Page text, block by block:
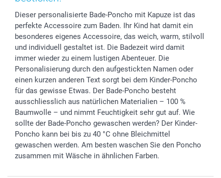
Investor Relations
B2B smartbusiness
Widerrufsrecht
Geburtstag
Geburt
Zu allen Anlässen
Anmelden /Registrieren
Sitemap
Status der Bestellung
smartfriends
smartgarantie
smartbonus
Dieser personalisierte Bade-Poncho mit Kapuze ist das
perfekte Accessoire zum Baden. Ihr Kind hat damit ein
besonderes eigenes Accessoire, das weich, warm, stilvoll
und individuell gestaltet ist. Die Badezeit wird damit
immer wieder zu einem lustigen Abenteuer. Die
Personalisierung durch den aufgestickten Namen oder
einen kurzen anderen Text sorgt bei dem Kinder-Poncho
für das gewisse Etwas. Der Bade-Poncho besteht
ausschliesslich aus natürlichen Materialien – 100 %
Baumwolle – und nimmt Feuchtigkeit sehr gut auf. Wie
sollte der Bade-Poncho gewaschen werden? Der Kinder-
Poncho kann bei bis zu 40 °C ohne Bleichmittel
gewaschen werden. Am besten waschen Sie den Poncho
zusammen mit Wäsche in ähnlichen Farben.